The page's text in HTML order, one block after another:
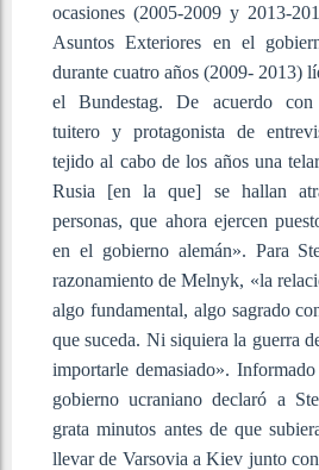
ocasiones (2005-2009 y 2013-
Asuntos Exteriores en el
durante cuatro años (2009- 2013)
el Bundestag. De acuerdo
tuitero y protagonista de
tejido al cabo de los años una
Rusia [en la que] se hallan
personas, que ahora ejercen
en el gobierno alemán». Para
razonamiento de Melnyk, «la
algo fundamental, algo sagrado
que suceda. Ni siquiera la guerra
importarle demasiado».
gobierno ucraniano declaró a
grata minutos antes de que
llevar de Varsovia a Kiev junto